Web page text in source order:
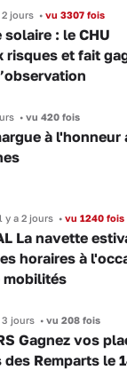
jours •vu 3307 fois
solaire : le CHU
risques et fait
•vu 420 fois
à l'honneur
y a 2 jours •vu 1240 fois
La navette
horaires à
mobilités
3 jours •vu 208 fois
Gagnez vos
Remparts le